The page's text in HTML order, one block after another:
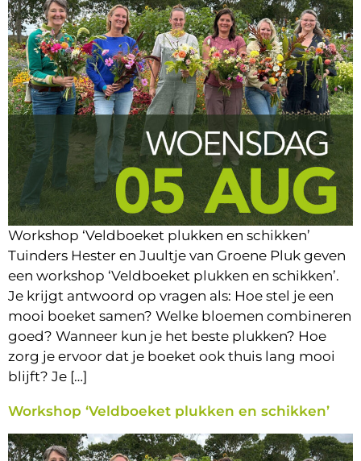
Workshop ‘Veldboeket plukken en schikken’
Tuinders Hester en Juultje van Groene Pluk geven
een workshop ‘Veldboeket plukken en schikken’.
Je krijgt antwoord op vragen als: Hoe stel je een
mooi boeket samen? Welke bloemen combineren
goed? Wanneer kun je het beste plukken? Hoe
zorg je ervoor dat je boeket ook thuis lang mooi
blijft? Je […]
Workshop ‘Veldboeket plukken en schikken’